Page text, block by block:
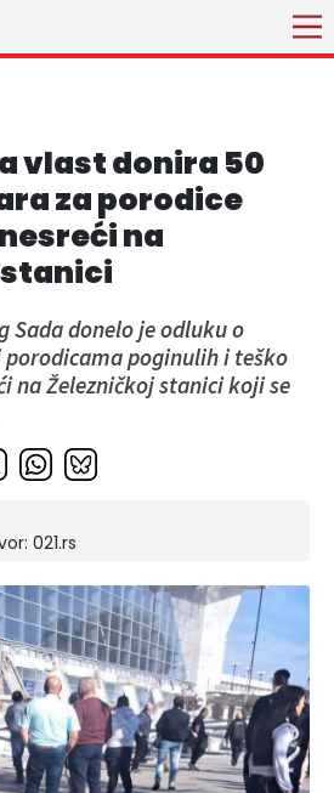
vlast donira 50
za porodice
na
Sada donelo je odluku o
poginulih i teško
na Železničkoj stanici koji se
021.rs